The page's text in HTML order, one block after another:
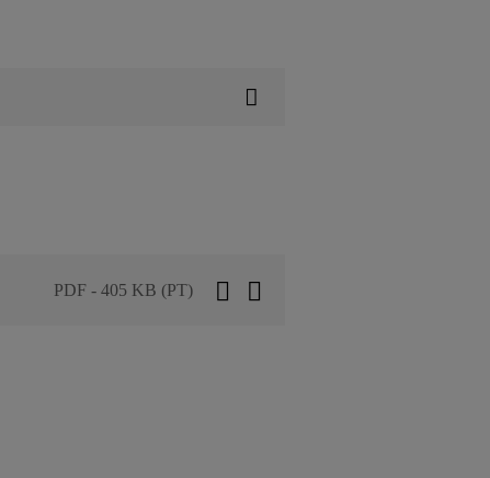
PDF - 405 KB (PT)